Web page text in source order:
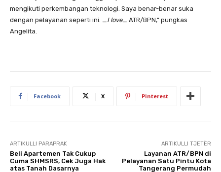
mengikuti perkembangan teknologi. Saya benar-benar suka
dengan pelayanan seperti ini. _ I love_ ATR/BPN,” pungkas
Angelita.
Facebook X Pinterest
ARTIKULLI PARAPRAK
Beli Apartemen Tak Cukup
Cuma SHMSRS, Cek Juga Hak
atas Tanah Dasarnya
ARTIKULLI TJETËR
Layanan ATR/BPN di
Pelayanan Satu Pintu Kota
Tangerang Permudah